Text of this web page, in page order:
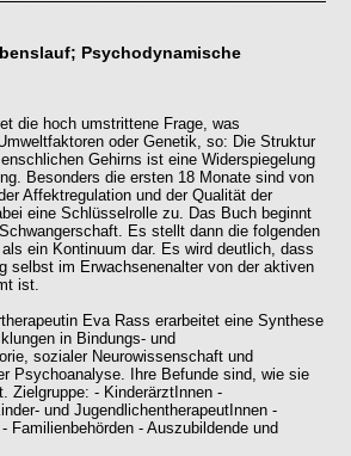
Psychodynamische
die hoch umstrittene Frage, was
oder Genetik, so: Die Struktur
Gehirns ist eine Widerspiegelung
Besonders die ersten 18 Monate sind von
Affektregulation und der Qualität der
eine Schlüsselrolle zu. Das Buch beginnt
Es stellt dann die folgenden
ein Kontinuum dar. Es wird deutlich, dass
selbst im Erwachsenenalter von der aktiven
ist.
Eva Rass erarbeitet eine Synthese
in Bindungs- und
sozialer Neurowissenschaft und
Psychoanalyse. Ihre Befunde sind, wie sie
Zielgruppe: - KinderärztInnen -
und JugendlichentherapeutInnen -
Familienbehörden - Auszubildende und